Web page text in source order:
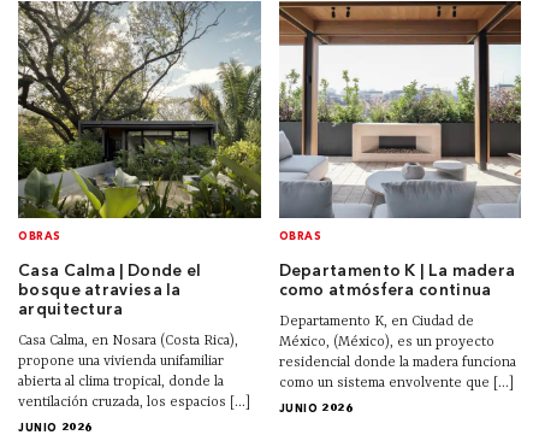
OBRAS
Casa Calma | Donde el
bosque atraviesa la
arquitectura
Casa Calma, en Nosara (Costa Rica),
propone una vivienda unifamiliar
abierta al clima tropical, donde la
ventilación cruzada, los espacios [...]
JUNIO 2026
OBRAS
Departamento K | La madera
como atmósfera continua
Departamento K, en Ciudad de
México, (México), es un proyecto
residencial donde la madera funciona
como un sistema envolvente que [...]
JUNIO 2026